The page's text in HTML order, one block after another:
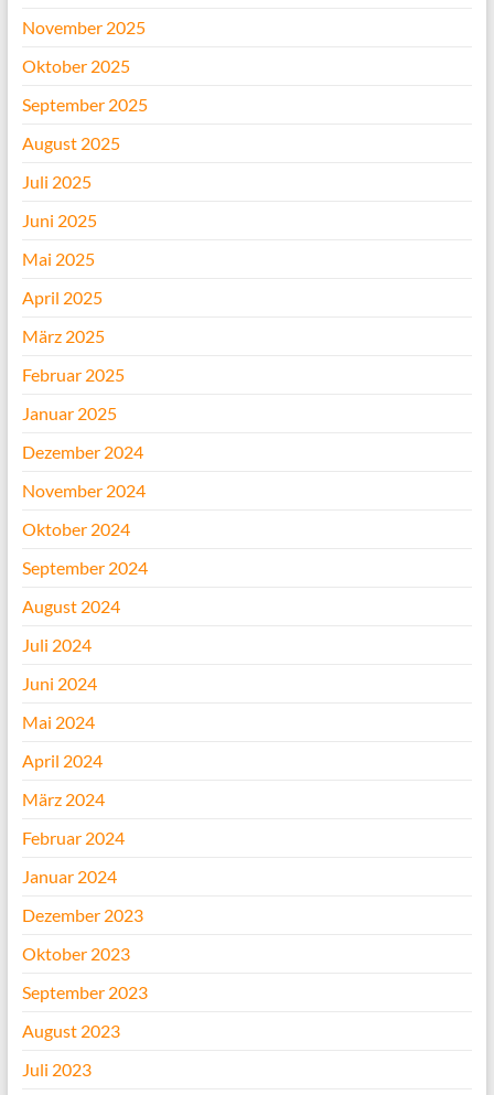
November 2025
Oktober 2025
September 2025
August 2025
Juli 2025
Juni 2025
Mai 2025
April 2025
März 2025
Februar 2025
Januar 2025
Dezember 2024
November 2024
Oktober 2024
September 2024
August 2024
Juli 2024
Juni 2024
Mai 2024
April 2024
März 2024
Februar 2024
Januar 2024
Dezember 2023
Oktober 2023
September 2023
August 2023
Juli 2023